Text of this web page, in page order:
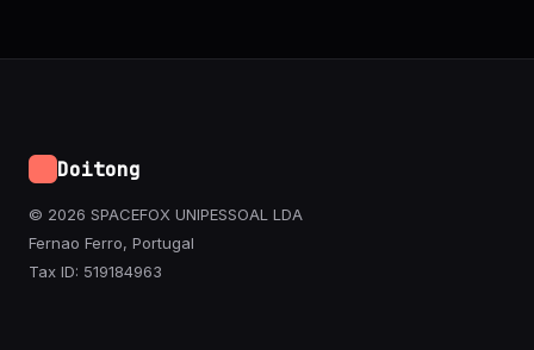
Doitong
© 2026 SPACEFOX UNIPESSOAL LDA
Fernao Ferro, Portugal
Tax ID: 519184963